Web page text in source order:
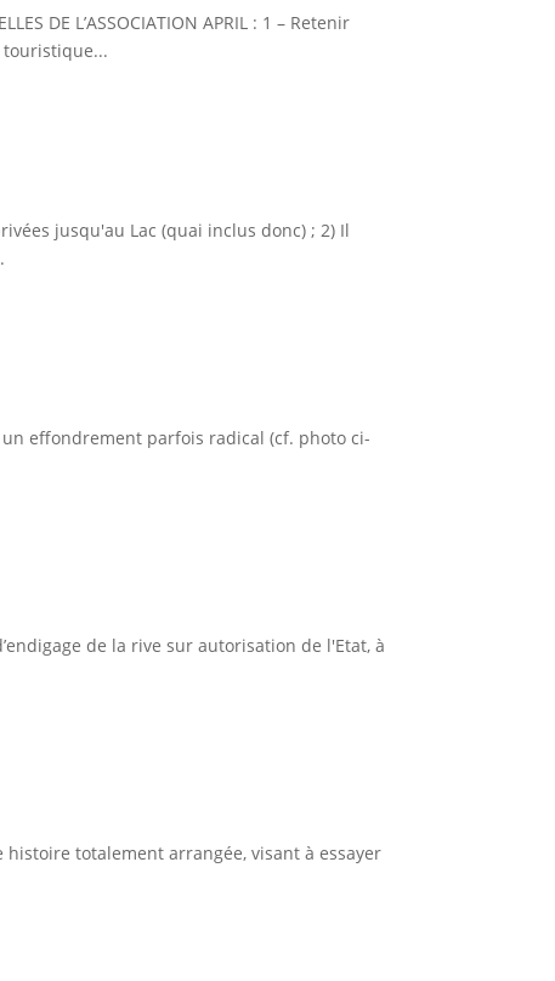
DE L’ASSOCIATION APRIL : 1 – Retenir
touristique...
jusqu'au Lac (quai inclus donc) ; 2) Il
effondrement parfois radical (cf. photo ci-
de la rive sur autorisation de l'Etat, à
totalement arrangée, visant à essayer